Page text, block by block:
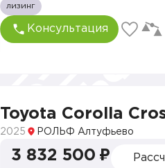
лизинг
Консультация
Toyota Corolla
2025 РОЛЬФ Алтуфьево
3 832 500 ₽